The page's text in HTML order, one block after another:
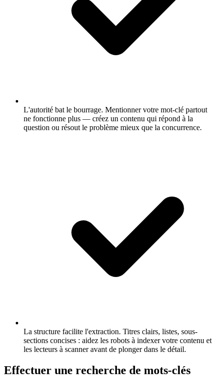
L'autorité bat le bourrage. Mentionner votre mot-clé partout
ne fonctionne plus — créez un contenu qui répond à la
question ou résout le problème mieux que la concurrence.
La structure facilite l'extraction. Titres clairs, listes, sous-
sections concises : aidez les robots à indexer votre contenu et
les lecteurs à scanner avant de plonger dans le détail.
Effectuer une recherche de mots-clés